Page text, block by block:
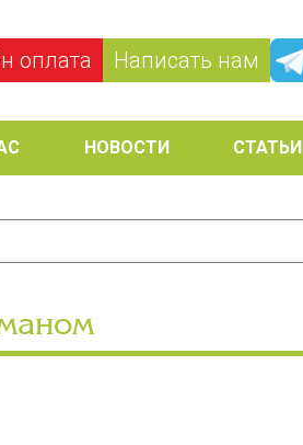
оплата Написать нам
НОВОСТИ СТАТЬИ